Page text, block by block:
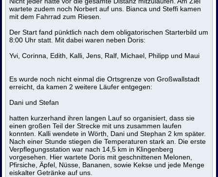
wartete zudem noch Norbert auf uns. Bianca und Steffi kamen
mit dem Fahrrad zum Riesen.
Der Start fand pünktlich nach dem obligatorischen Starterbild um
8:00 Uhr statt. Mit dabei waren neben Doris:
Yvi, Corinna, Edith, Kalli, Jens, Ralf, Michael, Philipp und Maui
Es wurde noch nicht einmal die Ortsgrenze von Großwallstadt
erreicht, da kamen 2 weitere Läufer entgegen:
Dani und Stefan
hatten kurzerhand ihren langen Lauf so organisiert, dass sie
einen großen Teil der Strecke mit uns zusammen laufen
konnten. Kalli wendete in Wörth, Dani und Stephan 2 km später.
Nach einer Stunde stiegen die Temperaturen stark an. Die erste
Verpflegungsstation war nach 14,5 km in Klingenberg
vorgesehen. Hier wartete Doris mit geschnittenen Melonen,
Pfirsiche, Äpfel, Nüsse, Bananen, sowie Kekse und jede Menge
eiskalter Getränke auf uns.